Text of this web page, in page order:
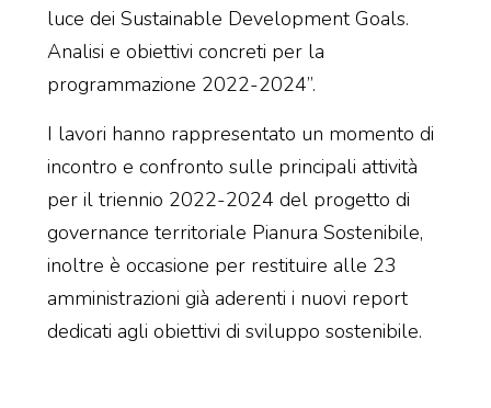
luce dei Sustainable Development Goals.
Analisi e obiettivi concreti per la
programmazione 2022-2024”.
I lavori hanno rappresentato un momento di
incontro e confronto sulle principali attività
per il triennio 2022-2024 del progetto di
governance territoriale Pianura Sostenibile,
inoltre è occasione per restituire alle 23
amministrazioni già aderenti i nuovi report
dedicati agli obiettivi di sviluppo sostenibile.